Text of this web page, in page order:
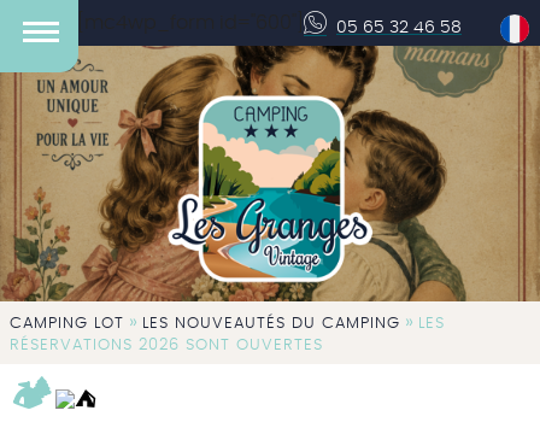
05 65 32 46 58
CAMPING LOT » LES NOUVEAUTÉS DU CAMPING » LES
RÉSERVATIONS 2026 SONT OUVERTES
🏕️